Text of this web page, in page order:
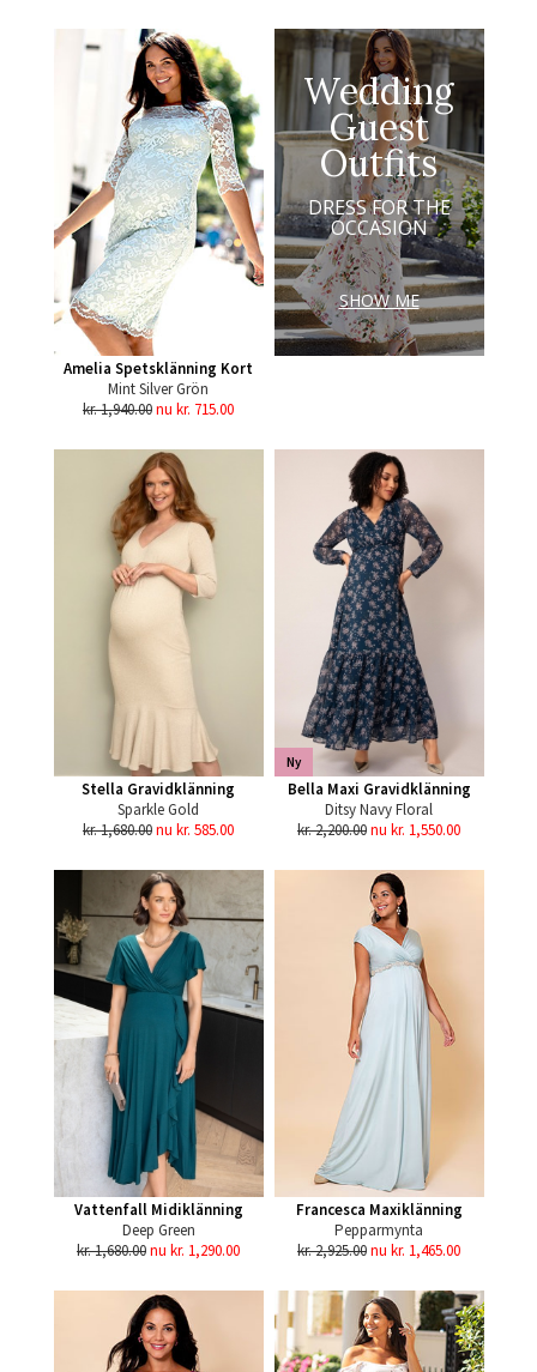
Amelia Spetsklänning Kort
Mint Silver Grön
kr. 1,940.00nu kr. 715.00
Wedding
Guest
Outfits
DRESS FOR THE
OCCASION
SHOW ME
Stella Gravidklänning
Sparkle Gold
kr. 1,680.00nu kr. 585.00
Ny
Bella Maxi Gravidklänning
Ditsy Navy Floral
kr. 2,200.00nu kr. 1,550.00
Vattenfall Midiklänning
Deep Green
kr. 1,680.00nu kr. 1,290.00
Francesca Maxiklänning
Pepparmynta
kr. 2,925.00nu kr. 1,465.00